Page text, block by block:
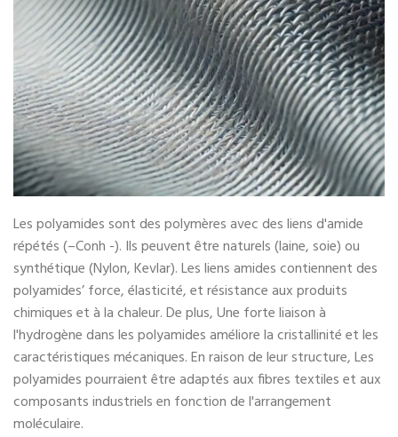
Les polyamides sont des polymères avec des liens d'amide
répétés (–Conh -). Ils peuvent être naturels (laine, soie) ou
synthétique (Nylon, Kevlar). Les liens amides contiennent des
polyamides’ force, élasticité, et résistance aux produits
chimiques et à la chaleur. De plus, Une forte liaison à
l'hydrogène dans les polyamides améliore la cristallinité et les
caractéristiques mécaniques. En raison de leur structure, Les
polyamides pourraient être adaptés aux fibres textiles et aux
composants industriels en fonction de l'arrangement
moléculaire.